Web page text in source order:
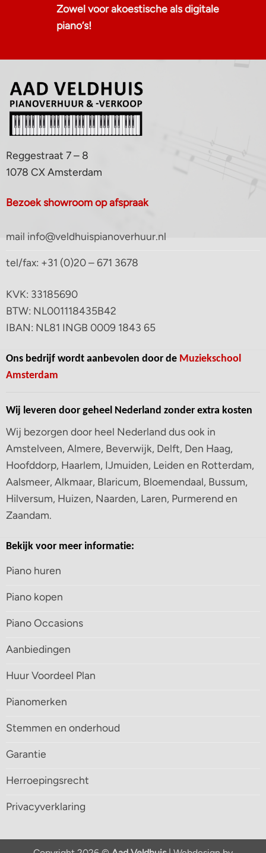
Zowel voor akoestische als digitale
piano‘s!
Reggestraat 7 – 8
1078 CX Amsterdam
Bezoek showroom op afspraak
mail info@veldhuispianoverhuur.nl
tel/fax: +31 (0)20 – 671 3678
KVK: 33185690
BTW: NL001118435B42
IBAN: NL81 INGB 0009 1843 65
Ons bedrijf wordt aanbevolen door de Muziekschool
Amsterdam
Wij leveren door geheel Nederland zonder extra kosten
Wij bezorgen door heel Nederland dus ook in
Amstelveen, Almere, Beverwijk, Delft, Den Haag,
Hoofddorp, Haarlem, IJmuiden, Leiden en Rotterdam,
Aalsmeer, Alkmaar, Blaricum, Bloemendaal, Bussum,
Hilversum, Huizen, Naarden, Laren, Purmerend en
Zaandam.
Bekijk voor meer informatie:
Piano huren
Piano kopen
Piano Occasions
Aanbiedingen
Huur Voordeel Plan
Pianomerken
Stemmen en onderhoud
Garantie
Herroepingsrecht
Privacyverklaring